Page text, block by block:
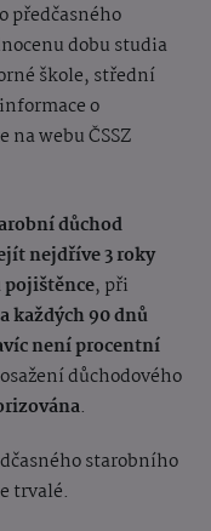
předčasného
dobu studia
škole, střední
o
webu ČSSZ
důchod
nejdříve 3 roky
pojištěnce, při
každých 90 dnů
není procentní
důchodového
.
starobního
trvalé.